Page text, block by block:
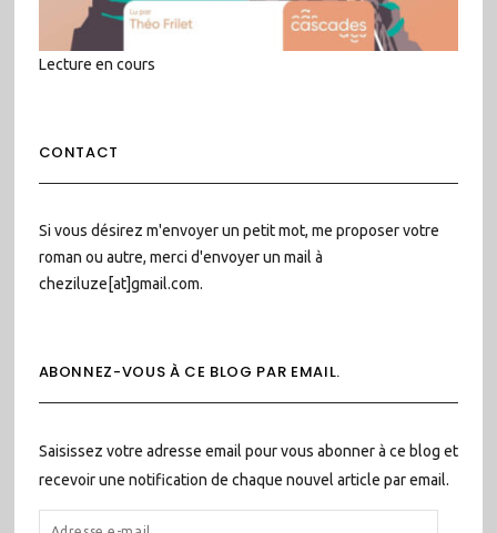
Lecture en cours
CONTACT
Si vous désirez m'envoyer un petit mot, me proposer votre
roman ou autre, merci d'envoyer un mail à
cheziluze[at]gmail.com.
ABONNEZ-VOUS À CE BLOG PAR EMAIL.
Saisissez votre adresse email pour vous abonner à ce blog et
recevoir une notification de chaque nouvel article par email.
ADRESSE